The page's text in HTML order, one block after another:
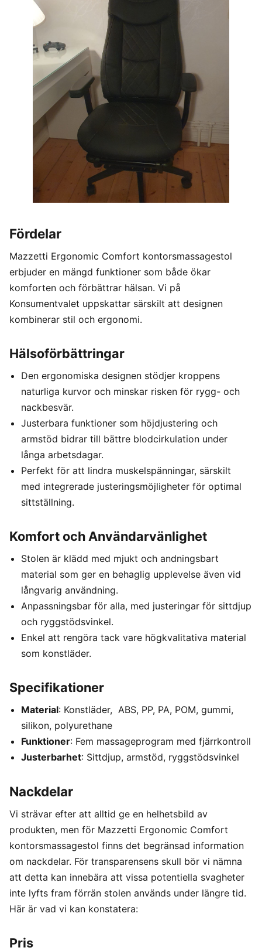
Fördelar
Mazzetti Ergonomic Comfort kontorsmassagestol
erbjuder en mängd funktioner som både ökar
komforten och förbättrar hälsan. Vi på
Konsumentvalet uppskattar särskilt att designen
kombinerar stil och ergonomi.
Hälsoförbättringar
Den ergonomiska designen stödjer kroppens
naturliga kurvor och minskar risken för rygg- och
nackbesvär.
Justerbara funktioner som höjdjustering och
armstöd bidrar till bättre blodcirkulation under
långa arbetsdagar.
Perfekt för att lindra muskelspänningar, särskilt
med integrerade justeringsmöjligheter för optimal
sittställning.
Komfort och Användarvänlighet
Stolen är klädd med mjukt och andningsbart
material som ger en behaglig upplevelse även vid
långvarig användning.
Anpassningsbar för alla, med justeringar för sittdjup
och ryggstödsvinkel.
Enkel att rengöra tack vare högkvalitativa material
som konstläder.
Specifikationer
Material: Konstläder, ABS, PP, PA, POM, gummi,
silikon, polyurethane
Funktioner: Fem massageprogram med fjärrkontroll
Justerbarhet: Sittdjup, armstöd, ryggstödsvinkel
Nackdelar
Vi strävar efter att alltid ge en helhetsbild av
produkten, men för Mazzetti Ergonomic Comfort
kontorsmassagestol finns det begränsad information
om nackdelar. För transparensens skull bör vi nämna
att detta kan innebära att vissa potentiella svagheter
inte lyfts fram förrän stolen används under längre tid.
Här är vad vi kan konstatera:
Pris